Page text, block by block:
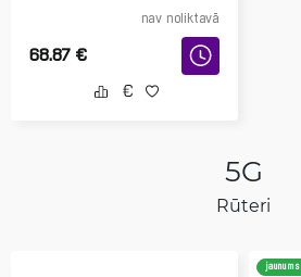
nav noliktavā
68.87 €
5G
Rūteri
jaunums